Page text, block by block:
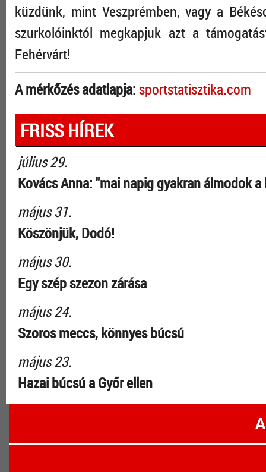
küzdünk, mint Veszprémben, vagy a
szurkolóinktól megkapjuk azt a
Fehérvárt!
A mérkőzés adatlapja:sportstatisztika.com
FRISS HÍREK
július 29.
Kovács Anna: "mai napig gyakran álmodok
május 31.
Köszönjük, Dodó!
május 30.
Egy szép szezon zárása
május 24.
Szoros meccs, könnyes búcsú
május 23.
Hazai búcsú a Győr ellen